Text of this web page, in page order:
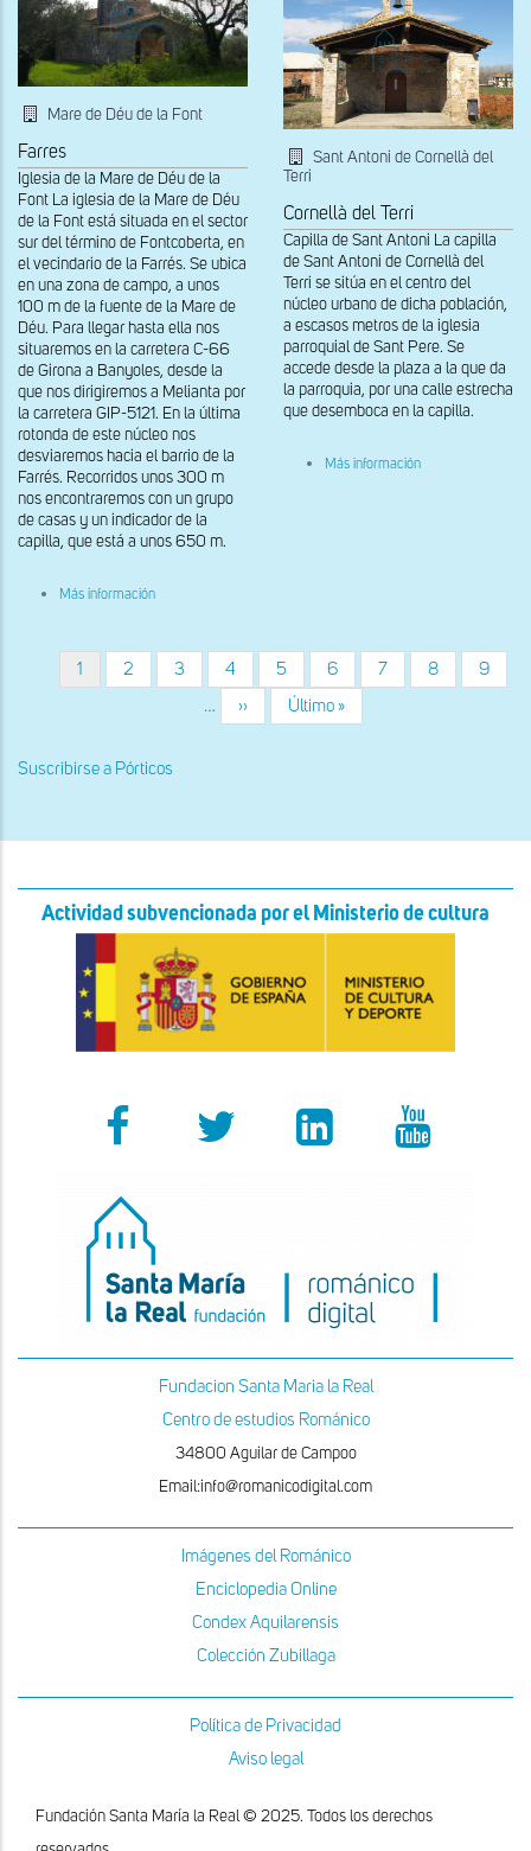
Mare de Déu de la Font
Farres
Iglesia de la Mare de Déu de la
Font La iglesia de la Mare de Déu
de la Font está situada en el sector
sur del término de Fontcoberta, en
el vecindario de la Farrés. Se ubica
en una zona de campo, a unos
100 m de la fuente de la Mare de
Déu. Para llegar hasta ella nos
situaremos en la carretera C-66
de Girona a Banyoles, desde la
que nos dirigiremos a Melianta por
la carretera GIP-5121. En la última
rotonda de este núcleo nos
desviaremos hacia el barrio de la
Farrés. Recorridos unos 300 m
nos encontraremos con un grupo
de casas y un indicador de la
capilla, que está a unos 650 m.
Más información
Font
Sant Antoni de Cornellà del
Terri
Cornellà del Terri
Capilla de Sant Antoni La capilla
de Sant Antoni de Cornellà del
Terri se sitúa en el centro del
núcleo urbano de dicha población,
a escasos metros de la iglesia
parroquial de Sant Pere. Se
accede desde la plaza a la que da
la parroquia, por una calle estrecha
que desemboca en la capilla.
Más información
Paginación
Página
actual
1 Página
2 Página
3 Página
4 Página
5 Página
6 Página
7 Página
8 Página
9
…
Siguiente
página
››
Última
página
Último »
Suscribirse a Pórticos
Actividad subvencionada por el Ministerio de cultura
Fundacion Santa Maria la Real
Centro de estudios Románico
34800 Aguilar de Campoo
Email:info@romanicodigital.com
Imágenes del Románico
Enciclopedia Online
Condex Aquilarensis
Colección Zubillaga
Política de Privacidad
Aviso legal
Fundación Santa María la Real © 2025. Todos los derechos